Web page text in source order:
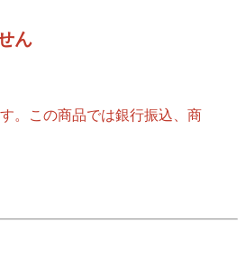
ん
。この商品では銀行振込、商